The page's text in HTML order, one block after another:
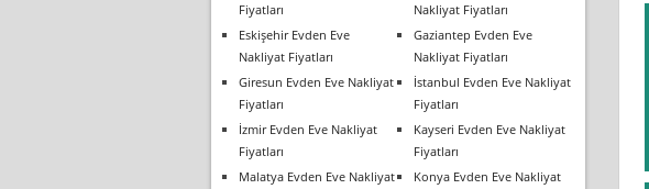
Fiyatları
Nakliyat Fiyatları
Eskişehir Evden Eve
Nakliyat Fiyatları
Gaziantep Evden Eve
Nakliyat Fiyatları
Giresun Evden Eve Nakliyat
Fiyatları
İstanbul Evden Eve Nakliyat
Fiyatları
İzmir Evden Eve Nakliyat
Fiyatları
Kayseri Evden Eve Nakliyat
Fiyatları
Malatya Evden Eve Nakliyat
Konya Evden Eve Nakliyat